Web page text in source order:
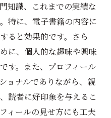
知識、これまでの実績な
特に、電子書籍の内容に
ると効果的です。さら
に、個人的な趣味や興味
す。また、プロフィール
ョナルでありながら、親
読者に好印象を与えるこ
ィールの見せ方にも工夫